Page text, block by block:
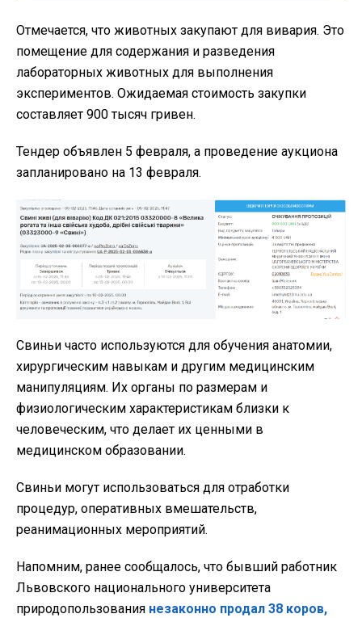
Отмечается, что животных закупают для вивария. Это
помещение для содержания и разведения
лабораторных животных для выполнения
экспериментов. Ожидаемая стоимость закупки
составляет 900 тысяч гривен.
Тендер объявлен 5 февраля, а проведение аукциона
запланировано на 13 февраля.
Свиньи часто используются для обучения анатомии,
хирургическим навыкам и другим медицинским
манипуляциям. Их органы по размерам и
физиологическим характеристикам близки к
человеческим, что делает их ценными в
медицинском образовании.
Свиньи могут использоваться для отработки
процедур, оперативных вмешательств,
реанимационных мероприятий.
Напомним, ранее сообщалось, что бывший работник
Львовского национального университета
природопользования незаконно продал 38 коров,